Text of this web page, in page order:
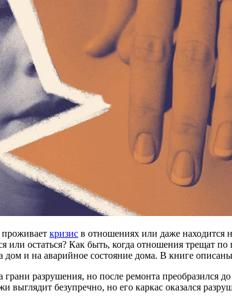
проживает кризис в отношениях или даже находится
или остаться? Как быть, когда отношения
и на аварийное состояние дома. В книге описаны
разрушения, но после ремонта преобразился до
выглядит безупречно, но его каркас оказался